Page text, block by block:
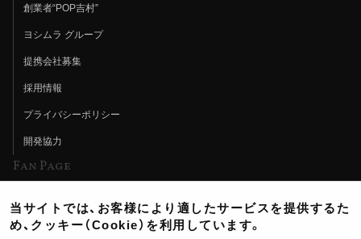
創業者“POP吉村”
ヨシムラ グループ
提携会社募集
採用情報
プライバシーポリシー
開発協力
Fan Page
ヨシムラTV
当サイトでは、お客様により適したサービスを提供するた
め、クッキー（Cookie）を利用しています。